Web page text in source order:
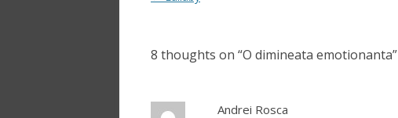
8 thoughts on “O dimineata emotionanta”
Andrei Rosca